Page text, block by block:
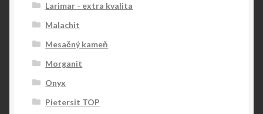
Larimar - extra kvalita
Malachit
Mesačný kameň
Morganit
Onyx
Pietersit TOP